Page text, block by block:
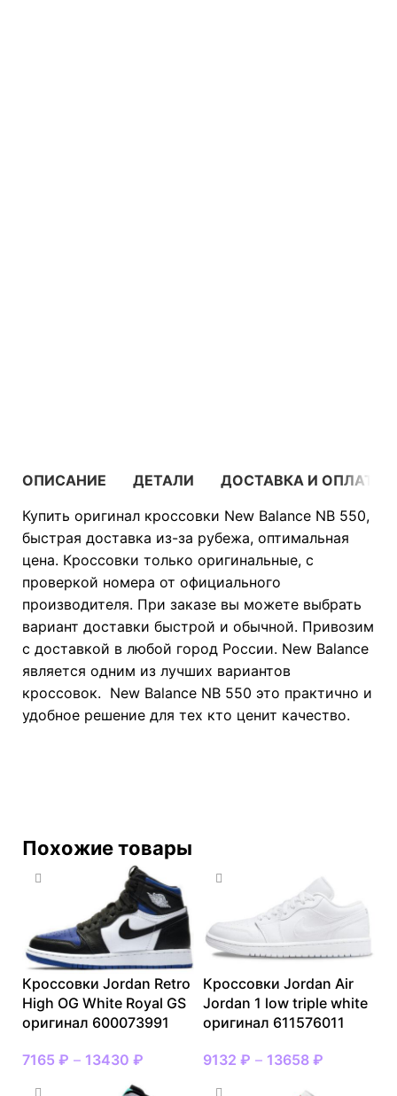
ОПИСАНИЕ ДЕТАЛИ
ДОСТАВКА И ОПЛАТА
Купить оригинал кроссовки New Balance NB 550,
быстрая доставка из-за рубежа, оптимальная
цена. Кроссовки только оригинальные, с
проверкой номера от официального
производителя. При заказе вы можете выбрать
вариант доставки быстрой и обычной. Привозим
с доставкой в любой город России. New Balance
является одним из лучших вариантов
кроссовок. New Balance NB 550 это практично и
удобное решение для тех кто ценит качество.
Похожие товары
Кроссовки Jordan Retro
High OG White Royal GS
оригинал 600073991
7165 ₽ – 13430 ₽
Кроссовки Jordan Air
Jordan 1 low triple white
оригинал 611576011
9132 ₽ – 13658 ₽